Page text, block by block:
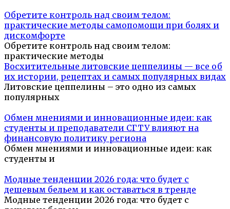
Обретите контроль над своим телом:
практические методы самопомощи при болях и
дискомфорте
Обретите контроль над своим телом:
практические методы
Восхитительные литовские цеппелины — все об
их истории, рецептах и самых популярных видах
Литовские цеппелины – это одно из самых
популярных
Обмен мнениями и инновационные идеи: как
студенты и преподаватели СГТУ влияют на
финансовую политику региона
Обмен мнениями и инновационные идеи: как
студенты и
Модные тенденции 2026 года: что будет с
дешевым бельем и как оставаться в тренде
Модные тенденции 2026 года: что будет с